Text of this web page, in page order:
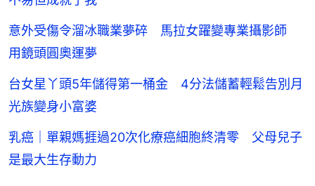
意外受傷令溜冰職業夢碎 馬拉女躍變專業攝影師
用鏡頭圓奧運夢
台女星丫頭5年儲得第一桶金 4分法儲蓄輕鬆告別月
光族變身小富婆
乳癌｜單親媽捱過20次化療癌細胞終清零 父母兒子
是最大生存動力